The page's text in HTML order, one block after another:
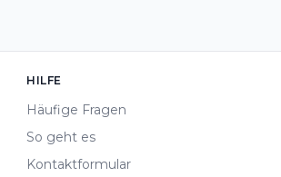
HILFE
Häufige Fragen
So geht es
Kontaktformular